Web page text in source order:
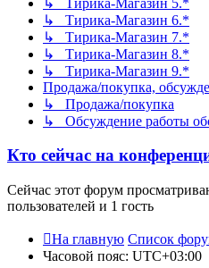
↳ Тирика-Магазин 6.*
↳ Тирика-Магазин 7.*
↳ Тирика-Магазин 8.*
↳ Тирика-Магазин 9.*
Продажа/покупка,
↳ Продажа/покупка
↳ Обсуждение работы
Кто сейчас на
Сейчас этот форум
пользователей и 1 гость
На главную Список
Часовой пояс: UTC+03:00